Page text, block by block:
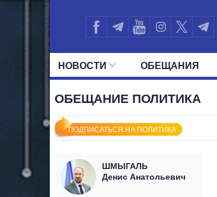
НОВОСТИ ОБЕЩАНИЯ
ОБЕЩАНИЕ ПОЛИТИКА
ПОДПИСАТЬСЯ НА ПОЛИТИКА
ШМЫГАЛЬ
Денис Анатольевич